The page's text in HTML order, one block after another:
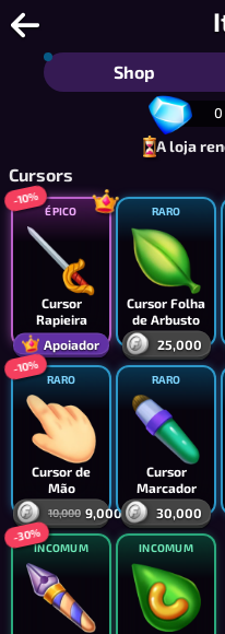
Estoura-Palavra
Shop
0
A loja
Cursors
ÉPICO
Cursor
Rapieira
Apoiador
-10%
RARO
Cursor Folha
de Arbusto
25,000
RARO
Cursor de
Mão
10,000 9,000
-10%
RARO
Cursor
Marcador
30,000
INCOMUM
-30%
INCOMUM